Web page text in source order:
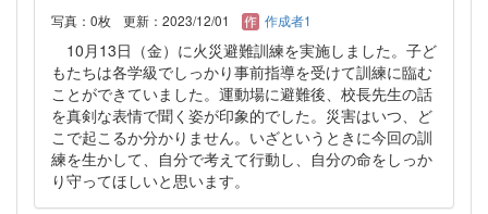
写真：0枚 更新：2023/12/01 作成者1
10月13日（金）に火災避難訓練を実施しました。子ど
もたちは各学級でしっかり事前指導を受けて訓練に臨む
ことができていました。運動場に避難後、校長先生の話
を真剣な表情で聞く姿が印象的でした。災害はいつ、ど
こで起こるか分かりません。いざというときに今回の訓
練を生かして、自分で考えて行動し、自分の命をしっか
り守ってほしいと思います。